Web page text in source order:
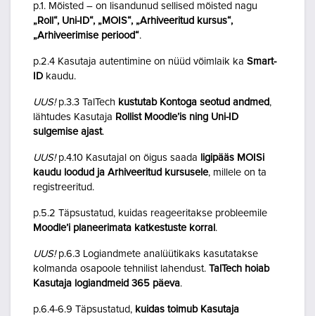
p.1. Mõisted – on lisandunud sellised mõisted nagu
„Roll“, Uni-ID“, „MOIS“, „Arhiveeritud kursus“,
„Arhiveerimise periood“.
p.2.4 Kasutaja autentimine on nüüd võimlaik ka Smart-
ID kaudu.
UUS!p.3.3 TalTech kustutab Kontoga seotud andmed,
lähtudes Kasutaja Rollist Moodle’is ning Uni-ID
sulgemise ajast.
UUS!p.4.10 Kasutajal on õigus saada ligipääs MOISi
kaudu loodud ja Arhiveeritud kursusele, millele on ta
registreeritud.
p.5.2 Täpsustatud, kuidas reageeritakse probleemile
Moodle’i planeerimata katkestuste korral .
UUS!p.6.3 Logiandmete analüütikaks kasutatakse
kolmanda osapoole tehnilist lahendust. TalTech hoiab
Kasutaja logiandmeid 365 päeva.
p.6.4-6.9 Täpsustatud, kuidas toimub Kasutaja